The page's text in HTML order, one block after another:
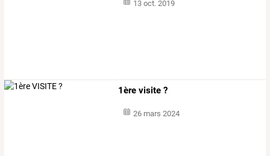
13 oct. 2019
1ère visite ?
26 mars 2024